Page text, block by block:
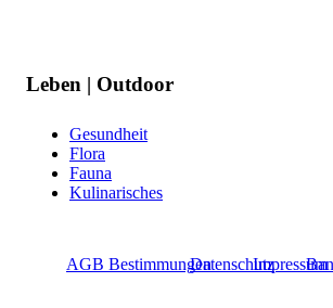
Leben | Outdoor
Gesundheit
Flora
Fauna
Kulinarisches
AGB BestimmungenDatenschutzImpressum